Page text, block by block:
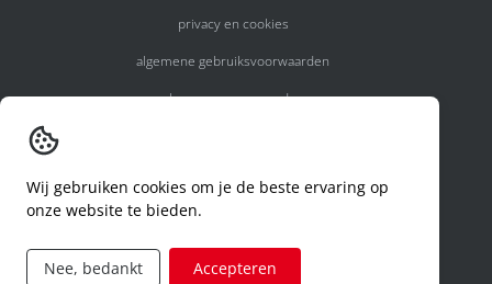
privacy en cookies
algemene gebruiksvoorwaarden
algemene voorwaarden
code of conduct
aanvraag rechten ivm privacy
Wij gebruiken cookies om je de beste ervaring op
onze website te bieden.
Nee, bedankt Accepteren